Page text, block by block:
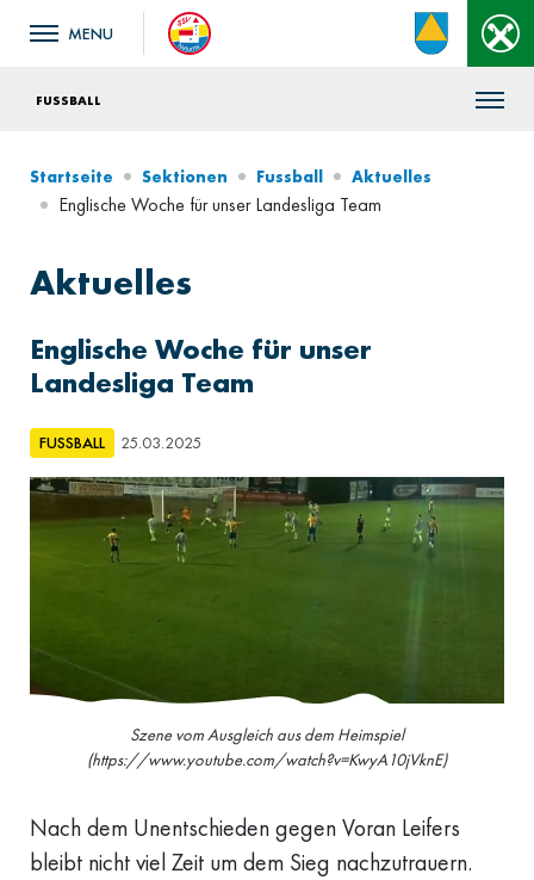
FUSSBALL
Startseite Sektionen Fussball Aktuelles
Englische Woche für unser Landesliga Team
Aktuelles
Englische Woche für unser
Landesliga Team
FUSSBALL 25.03.2025
Szene vom Ausgleich aus dem Heimspiel
(https://www.youtube.com/watch?v=KwyA10jVknE)
Nach dem Unentschieden gegen Voran Leifers
bleibt nicht viel Zeit um dem Sieg nachzutrauern.